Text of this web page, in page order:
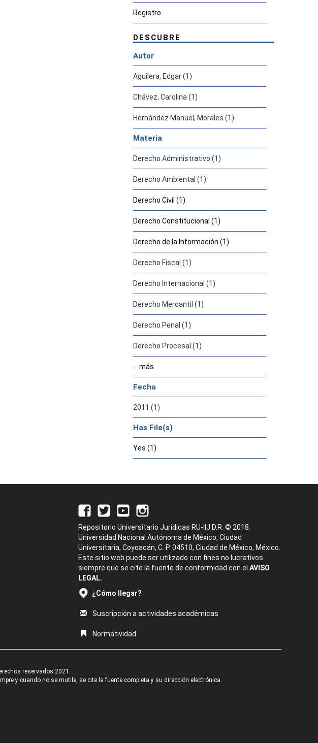
Registro
DESCUBRE
Autor
Aguilera, Edgar (1)
Chávez, Carolina (1)
Hernández Manuel, Morales (1)
Materia
Derecho Administrativo (1)
Derecho Ambiental (1)
Derecho Civil (1)
Derecho Constitucional (1)
Derecho de la Información (1)
Derecho Fiscal (1)
Derecho Internacional (1)
Derecho Mercantil (1)
Derecho Penal (1)
Derecho Procesal (1)
... más
Fecha
2011 (1)
Has File(s)
Yes (1)
Repositorio Universitario Jurídicas RU-IIJ D.R. © 2018.
Universidad Nacional Autónoma de México, Ciudad
Universitaria, Coyoacán, C. P. 04510, Ciudad de México, México.
Este sitio web puede ser utilizado con fines no lucrativos
siempre que se cite la fuente de conformidad con el AVISO
LEGAL.
¿Cómo llegar?
Suscripción a actividades académicas
Normatividad
reservados 2021.
y cuando no se mutile, se cite la fuente completa y su dirección electrónica.